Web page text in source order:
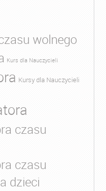
wolnego
Kurs dla Nauczycieli
Kursy dla Nauczycieli
czasu
czasu
dzieci